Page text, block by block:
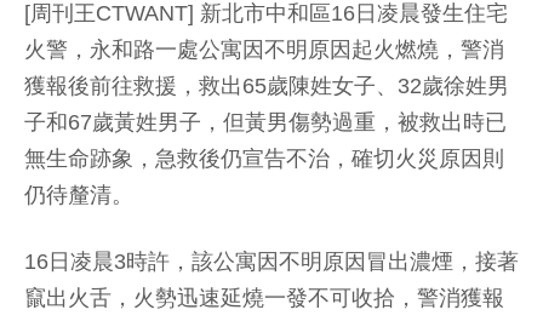
[周刊王CTWANT] 新北市中和區16日凌晨發生住宅
火警，永和路一處公寓因不明原因起火燃燒，警消
獲報後前往救援，救出65歲陳姓女子、32歲徐姓男
子和67歲黃姓男子，但黃男傷勢過重，被救出時已
無生命跡象，急救後仍宣告不治，確切火災原因則
仍待釐清。
16日凌晨3時許，該公寓因不明原因冒出濃煙，接著
竄出火舌，火勢迅速延燒一發不可收拾，警消獲報